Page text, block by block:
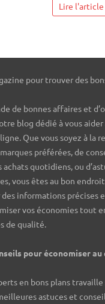
Lire l'article
pour trouver des
de bonnes affaires et
blog dédié à vous
Que vous soyez à la
préférées, de
achats quotidiens, ou
vous êtes au bon
informations précises
vos économies tout
de qualité.
pour économiser
en bons plans
astuces et